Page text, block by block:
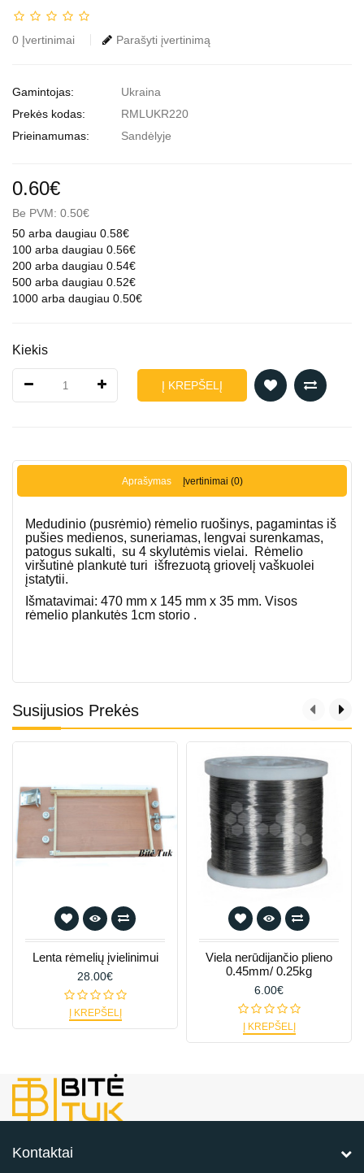
0 Įvertinimai Parašyti įvertinimą
Gamintojas:
Ukraina
Prekės kodas:
RMLUKR220
Prieinamumas:
Sandėlyje
0.60€
Be PVM: 0.50€
50 arba daugiau 0.58€
100 arba daugiau 0.56€
200 arba daugiau 0.54€
500 arba daugiau 0.52€
1000 arba daugiau 0.50€
Kiekis
Į KREPŠELĮ
Aprašymas Įvertinimai (0)
Medudinio (pusrėmio) rėmelio ruošinys, pagamintas iš
pušies medienos, suneriamas, lengvai surenkamas,
patogus sukalti, su 4 skylutėmis vielai. Rėmelio
viršutinė plankutė turi išfrezuotą griovelį vaškuolei
įstatytii.
Išmatavimai: 470 mm x 145 mm x 35 mm. Visos
rėmelio plankutės 1cm storio .
Susijusios Prekės
Lenta rėmelių įvielinimui
28.00€
Į KREPŠELĮ
Viela nerūdijančio plieno
0.45mm/ 0.25kg
6.00€
Į KREPŠELĮ
Kontaktai